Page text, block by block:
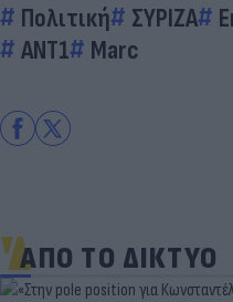
Πολιτική ΣΥΡΙΖΑ
ΑΝΤ1
Marc
ΑΠΟ ΤΟ ΔΙΚΤΥΟ